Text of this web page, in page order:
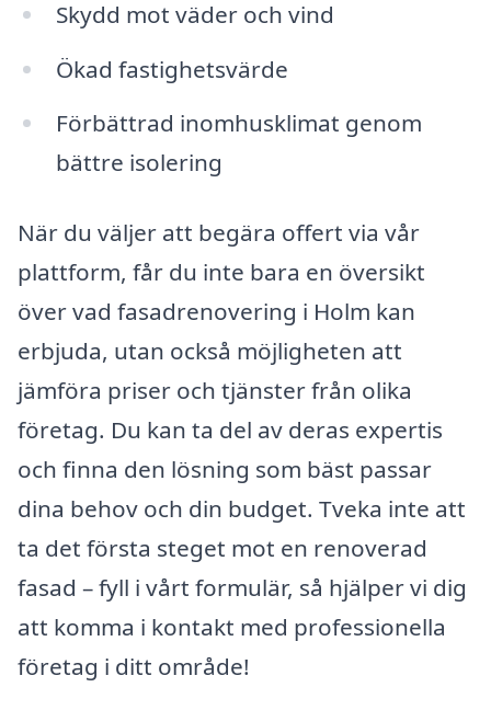
Skydd mot väder och vind
Ökad fastighetsvärde
Förbättrad inomhusklimat genom
bättre isolering
När du väljer att begära offert via vår
plattform, får du inte bara en översikt
över vad fasadrenovering i Holm kan
erbjuda, utan också möjligheten att
jämföra priser och tjänster från olika
företag. Du kan ta del av deras expertis
och finna den lösning som bäst passar
dina behov och din budget. Tveka inte att
ta det första steget mot en renoverad
fasad – fyll i vårt formulär, så hjälper vi dig
att komma i kontakt med professionella
företag i ditt område!